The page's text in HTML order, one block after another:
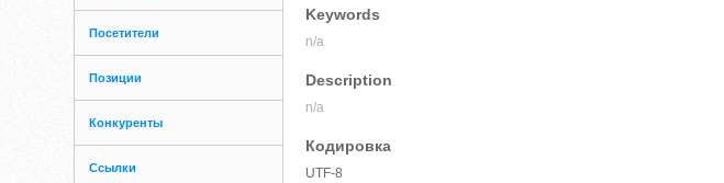
Посетители
Позиции
Конкуренты
Ссылки
Keywords
n/a
Description
n/a
Кодировка
UTF-8